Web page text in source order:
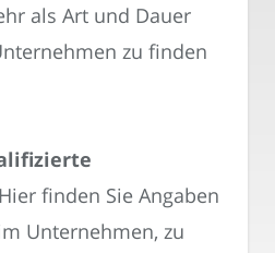
als Art und Dauer
zu finden
finden Sie Angaben
Unternehmen, zu